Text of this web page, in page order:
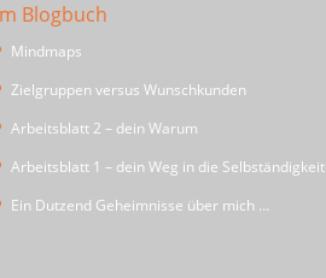
Blogbuch
Mindmaps
Zielgruppen versus Wunschkunden
Arbeitsblatt 2 – dein Warum
Arbeitsblatt 1 – dein Weg in die Selbständigkeit
Ein Dutzend Geheimnisse über mich …